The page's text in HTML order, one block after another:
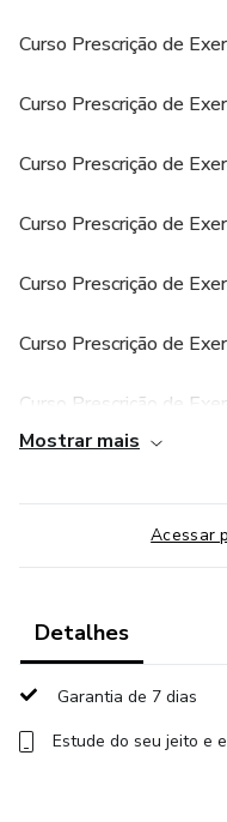
Curso Prescrição de
Curso Prescrição de
Curso Prescrição de
Curso Prescrição de
Curso Prescrição de
Curso Prescrição de
Curso Prescrição de
Curso Prescrição de
Curso Prescrição de
Curso Prescrição de
Mostrar mais
Acessar
Detalhes
Garantia de 7 dias
Estude do seu jeito e